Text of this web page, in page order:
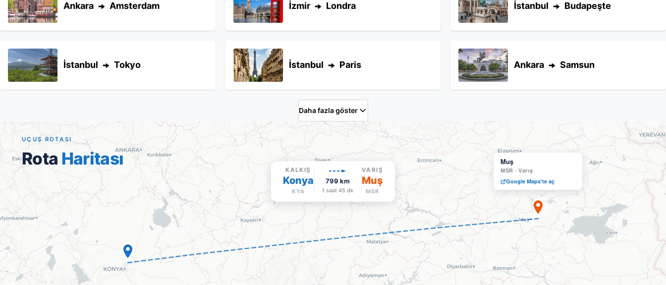
Ankara Amsterdam İzmir Londra İstanbul Budapeşte
İstanbul Tokyo İstanbul Paris Ankara Samsun
Daha fazla göster
Muş
MSR ·Varış
Google Maps'te aç
UÇUŞ ROTASI
Rota Haritası
KALKIŞ
Konya
KYA
799 km
1 saat 45 dk
VARIŞ
Muş
MSR